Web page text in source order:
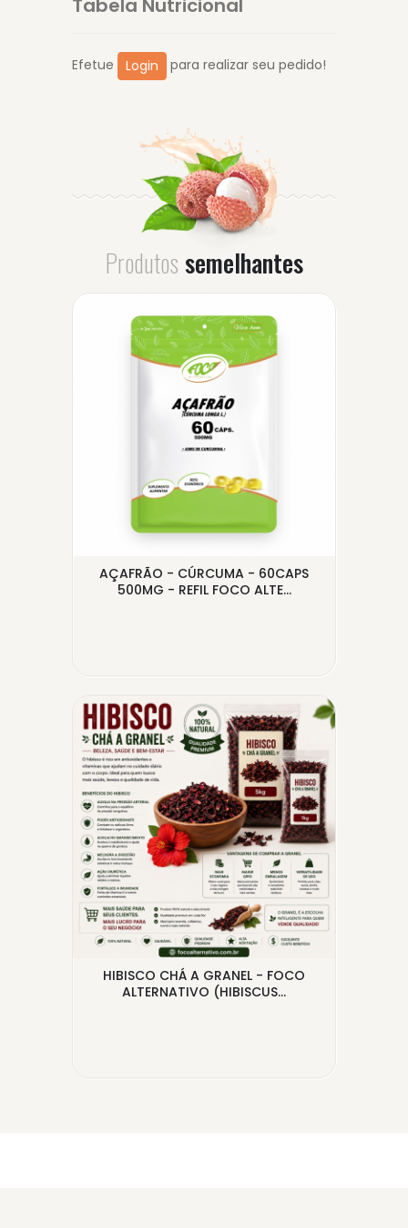
Tabela Nutricional
Efetue Login para realizar seu pedido!
Produtos semelhantes
AÇAFRÃO - CÚRCUMA - 60CAPS
500MG - REFIL FOCO ALTE...
HIBISCO CHÁ A GRANEL - FOCO
ALTERNATIVO (HIBISCUS...